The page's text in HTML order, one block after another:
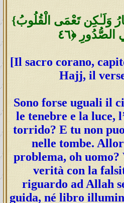
{فَإِنَّهَا لَا تَعْمَى الْأَبْصَارُ وَلَـٰكِن تَعْمَى الْقُلُوبُ
[Il sacro corano,
Hajj, il
Sono forse uguali il
le tenebre e la luce,
torrido? E tu non
nelle tombe.
problema, oh
verità con la
riguardo ad Allah
guida, né libro